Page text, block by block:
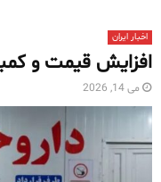
اخبار ایران
افزایش قیمت و
می 14, 2026